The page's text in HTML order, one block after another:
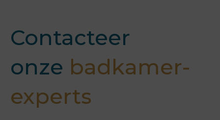
Contacteer
onze badkamer-
experts